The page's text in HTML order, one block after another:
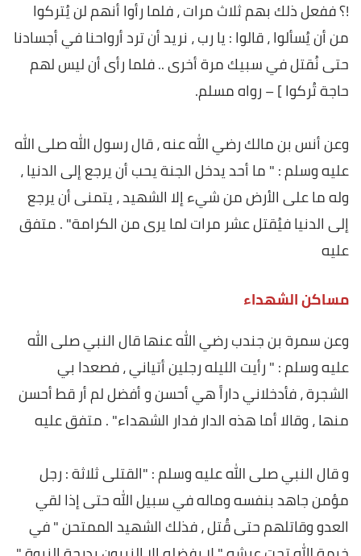
!؟ ففعل ذلك بهم ثلاث مرات ، فلما رأوا أنهم لن يُتركوا
من أن يُسألوا ، قالوا : يا رب ، نريد أن ترد أرواحنا في أجسادنا
حتى نُقتل في سبيك مرة أخرى .. فلما رأى أن ليس لهم
حاجة تُركوا ] – رواه مسلم.
وعن أنس بن مالك رضي الله عنه ، قال رسول الله صلى الله
عليه وسلم : " ما أحد يدخل الجنة يحب أن يرجع إلى الدنيا ،
وله ما على الأرض من شيء إلا الشهيد ، يتمنى أن يرجع
إلى الدنيا فيُقتل عشر مرات لما يرى من الكرامة" . متفق
عليه
مساكن الشهداء
وعن سمرة بن جندب رضي الله عنها قال النبي صلى الله
عليه وسلم : " رأيت الليله رجلين أتياني ، فصعدا بي
الشجرة ، فأدخلاني داراً هي أحسن و أفضل لم أر قط أحسن
منها ، وقالا أما هذه الدار فدار الشهداء" . متفق عليه
و قال النبي صلى الله عليه وسلم : "القتلى ثلاثة : رجل
مؤمن جاهد بنفسه وماله في سبيل الله حتى إذا لقي
العدو وقاتلهم حتى قُتل ، فذلك الشهيد الممتحن " في